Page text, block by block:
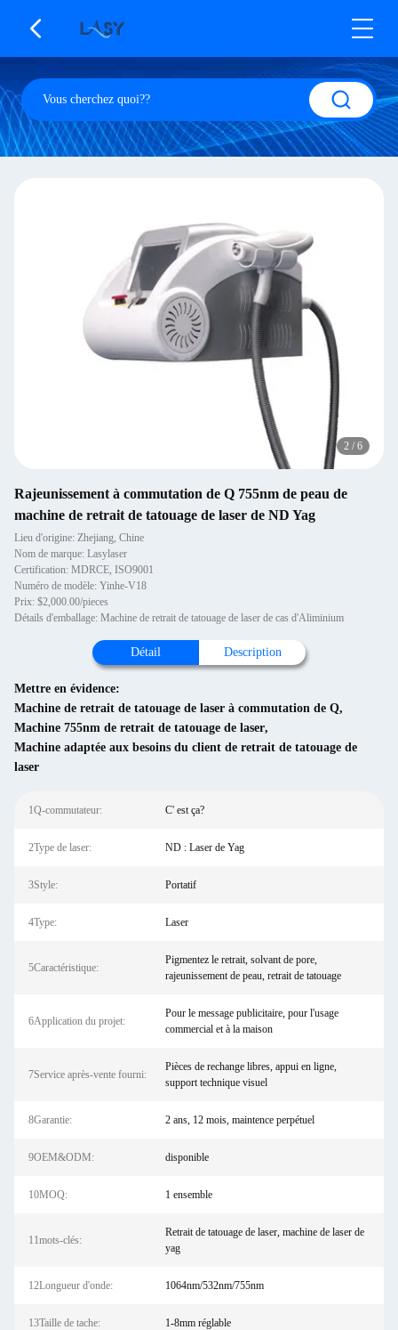
2 / 6
Rajeunissement à commutation de Q 755nm de peau de
machine de retrait de tatouage de laser de ND Yag
Lieu d'origine: Zhejiang, Chine
Nom de marque: Lasylaser
Certification: MDRCE, ISO9001
Numéro de modèle: Yinhe-V18
Prix: $2,000.00/pieces
Détails d'emballage: Machine de retrait de tatouage de laser de cas d'Aliminium
Détail Description
Mettre en évidence:
Machine de retrait de tatouage de laser à commutation de Q,
Machine 755nm de retrait de tatouage de laser,
Machine adaptée aux besoins du client de retrait de tatouage de
laser
1Q-commutateur: C' est ça?
2Type de laser: ND : Laser de Yag
3Style: Portatif
4Type: Laser
5Caractéristique:
Pigmentez le retrait, solvant de pore,
rajeunissement de peau, retrait de tatouage
6Application du projet:
Pour le message publicitaire, pour l'usage
commercial et à la maison
7Service après-vente fourni:
Pièces de rechange libres, appui en ligne,
support technique visuel
8Garantie: 2 ans, 12 mois, maintence perpétuel
9OEM&ODM: disponible
10MOQ: 1 ensemble
11mots-clés:
Retrait de tatouage de laser, machine de laser de
yag
12Longueur d'onde: 1064nm/532nm/755nm
13Taille de tache: 1-8mm réglable